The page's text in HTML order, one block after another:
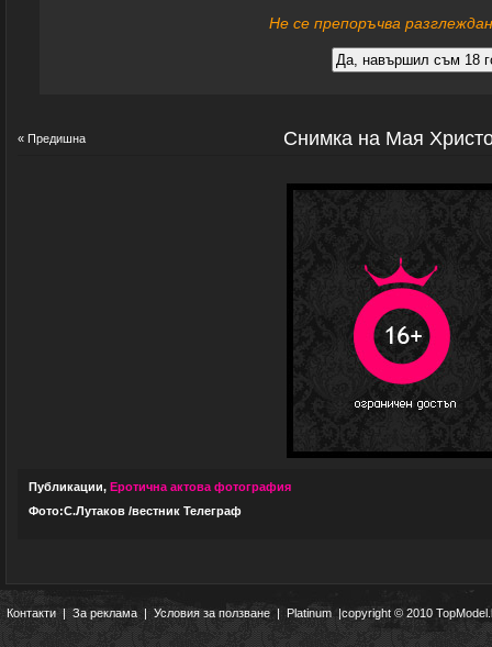
Не се препоръчва
« Предишна Снимка на Мая
Публикации, Еротична актова фотография
Фото:С.Лутаков /вестник Телеграф
Контакти|За реклама | Условия за ползване | Platinum |copyright © 2010